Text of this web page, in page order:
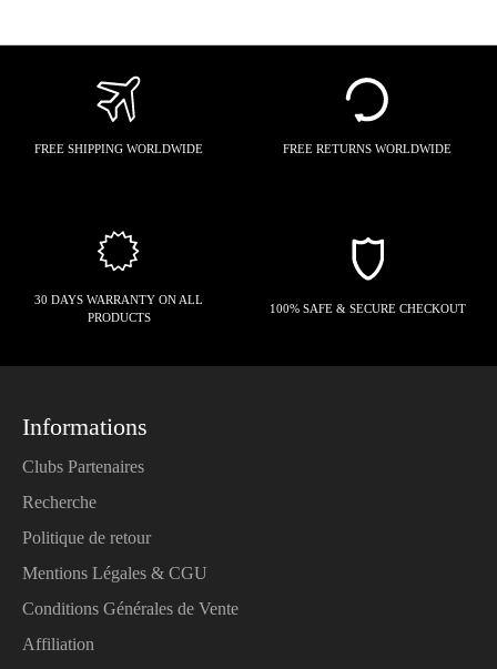
FREE SHIPPING WORLDWIDE FREE RETURNS WORLDWIDE
30 DAYS WARRANTY ON ALL
PRODUCTS
100% SAFE & SECURE CHECKOUT
Informations
Clubs Partenaires
Recherche
Politique de retour
Mentions Légales & CGU
Conditions Générales de Vente
Affiliation